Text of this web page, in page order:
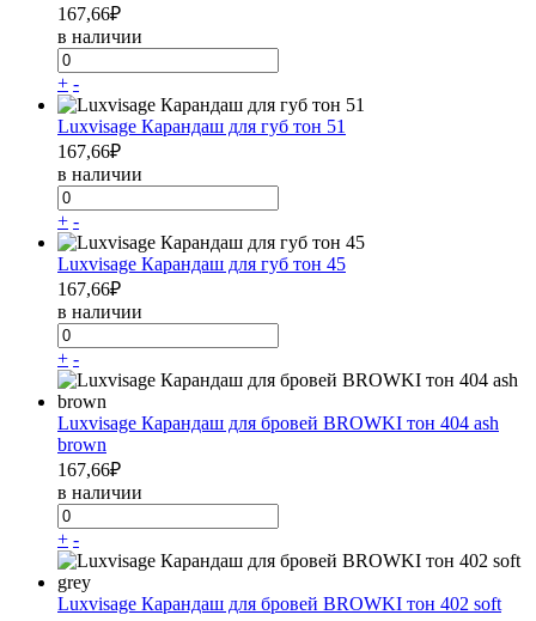
167,66₽
в наличии
+ -
Luxvisage Карандаш для губ тон 51
167,66₽
в наличии
+ -
Luxvisage Карандаш для губ тон 45
167,66₽
в наличии
+ -
Luxvisage Карандаш для бровей BROWKI тон 404 ash
brown
167,66₽
в наличии
+ -
Luxvisage Карандаш для бровей BROWKI тон 402 soft